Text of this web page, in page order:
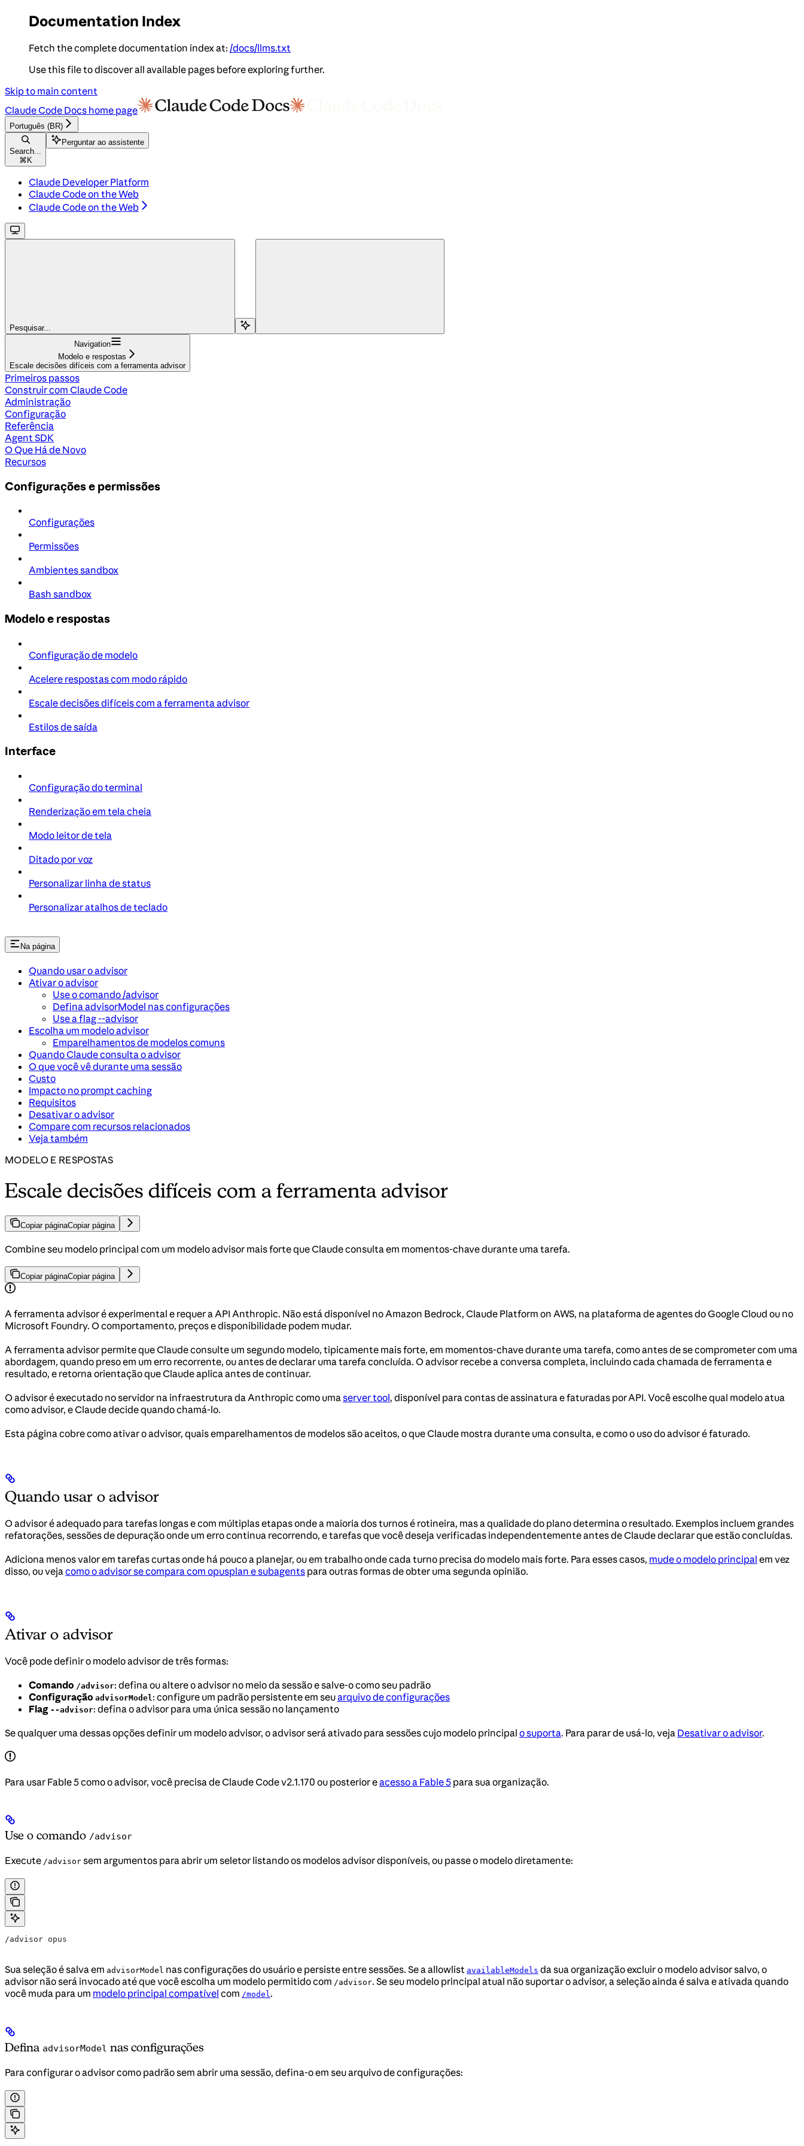
Documentation Index
Fetch the complete documentation index at: /docs/llms.txt
Use this file to discover all available pages before exploring further.
Skip to main content
Claude Code Docs home page
Português (BR)
Search...
⌘ K
Perguntar ao assistente
Claude Developer Platform
Claude Code on the Web
Claude Code on the Web
Pesquisar...
Navigation
Modelo e respostas
Escale decisões difíceis com a ferramenta advisor
Primeiros passos
Construir com Claude Code
Administração
Configuração
Referência
Agent SDK
O Que Há de Novo
Recursos
Configurações e permissões
Configurações
Permissões
Ambientes sandbox
Bash sandbox
Modelo e respostas
Configuração de modelo
Acelere respostas com modo rápido
Escale decisões difíceis com a ferramenta advisor
Estilos de saída
Interface
Configuração do terminal
Renderização em tela cheia
Modo leitor de tela
Ditado por voz
Personalizar linha de status
Personalizar atalhos de teclado
Na página
Quando usar o advisor
Ativar o advisor
Use o comando /advisor
Defina advisorModel nas configurações
Use a flag --advisor
Escolha um modelo advisor
Emparelhamentos de modelos comuns
Quando Claude consulta o advisor
O que você vê durante uma sessão
Custo
Impacto no prompt caching
Requisitos
Desativar o advisor
Compare com recursos relacionados
Veja também
MODELO E RESPOSTAS
Escale decisões difíceis com a ferramenta advisor
Copiar páginaCopiar página
Combine seu modelo principal com um modelo advisor mais forte que Claude consulta em momentos-chave durante uma tarefa.
Copiar páginaCopiar página
A ferramenta advisor é experimental e requer a API Anthropic. Não está disponível no Amazon Bedrock, Claude Platform on AWS, na plataforma de agentes do Google Cloud ou no
Microsoft Foundry. O comportamento, preços e disponibilidade podem mudar.
A ferramenta advisor permite que Claude consulte um segundo modelo, tipicamente mais forte, em momentos-chave durante uma tarefa, como antes de se comprometer com uma
abordagem, quando preso em um erro recorrente, ou antes de declarar uma tarefa concluída. O advisor recebe a conversa completa, incluindo cada chamada de ferramenta e
resultado, e retorna orientação que Claude aplica antes de continuar.
O advisor é executado no servidor na infraestrutura da Anthropic como uma server tool, disponível para contas de assinatura e faturadas por API. Você escolhe qual modelo atua
como advisor, e Claude decide quando chamá-lo.
Esta página cobre como ativar o advisor, quais emparelhamentos de modelos são aceitos, o que Claude mostra durante uma consulta, e como o uso do advisor é faturado.
Quando usar o advisor
O advisor é adequado para tarefas longas e com múltiplas etapas onde a maioria dos turnos é rotineira, mas a qualidade do plano determina o resultado. Exemplos incluem grandes
refatorações, sessões de depuração onde um erro continua recorrendo, e tarefas que você deseja verificadas independentemente antes de Claude declarar que estão concluídas.
Adiciona menos valor em tarefas curtas onde há pouco a planejar, ou em trabalho onde cada turno precisa do modelo mais forte. Para esses casos, mude o modelo principal em vez
disso, ou veja como o advisor se compara com opusplan e subagents para outras formas de obter uma segunda opinião.
Ativar o advisor
Você pode definir o modelo advisor de três formas:
Comando /advisor: defina ou altere o advisor no meio da sessão e salve-o como seu padrão
Configuração advisorModel : configure um padrão persistente em seuarquivo de configurações
Flag --advisor: defina o advisor para uma única sessão no lançamento
Se qualquer uma dessas opções definir um modelo advisor, o advisor será ativado para sessões cujo modelo principal o suporta. Para parar de usá-lo, veja Desativar o advisor.
Para usar Fable 5 como o advisor, você precisa de Claude Code v2.1.170 ou posterior eacesso a Fable 5 para sua organização.
Use o comando /advisor
Execute /advisor sem argumentos para abrir um seletor listando os modelos advisor disponíveis, ou passe o modelo diretamente:
/advisor opus
Sua seleção é salva em advisorModel nas configurações do usuário e persiste entre sessões. Se a allowlist availableModels da sua organização excluir o modelo advisor salvo, o
advisor não será invocado até que você escolha um modelo permitido com /advisor. Se seu modelo principal atual não suportar o advisor, a seleção ainda é salva e ativada quando
você muda para um modelo principal compatível com /model .
Defina advisorModel nas configurações
Para configurar o advisor como padrão sem abrir uma sessão, defina-o em seu arquivo de configurações: